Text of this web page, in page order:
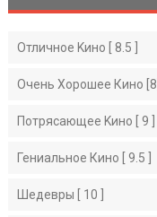
Отличное Kино [ 8.5 ]
Очень Хорошее Кино [8]
Потрясающее Kино [ 9 ]
Гениальное Кино [ 9.5 ]
Шедевры [ 10 ]